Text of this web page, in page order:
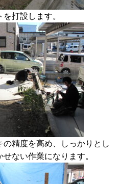
打設します。
精度を高め、しっかりとし
ない作業になります。